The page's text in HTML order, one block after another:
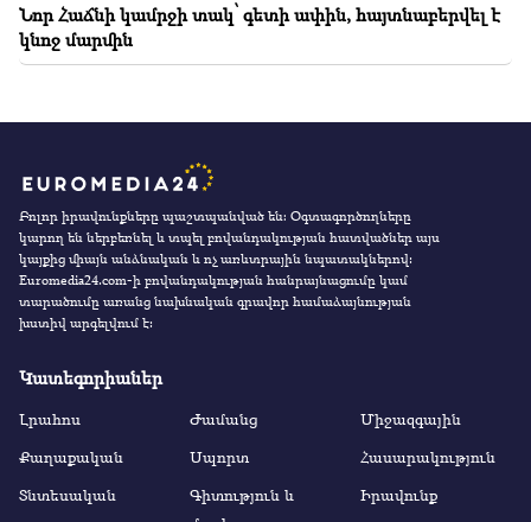
Նոր Հաճնի կամրջի տակ՝ գետի ափին, հայտնաբերվել է
կնոջ մարմին
Բոլոր իրավունքները պաշտպանված են։ Օգտագործողները
կարող են ներբեռնել և տպել բովանդակության հատվածներ այս
կայքից միայն անձնական և ոչ առևտրային նպատակներով:
Euromedia24.com-ի բովանդակության հանրայնացումը կամ
տարածումը առանց նախնական գրավոր համաձայնության
խստիվ արգելվում է:
Կատեգորիաներ
Լրահոս
Քաղաքական
Տնտեսական
Ժամանց
Սպորտ
Գիտություն և
Միջազգային
Հասարակություն
Իրավունք